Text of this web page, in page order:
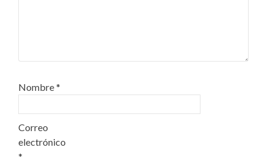
Nombre*
Correo
electrónico
*